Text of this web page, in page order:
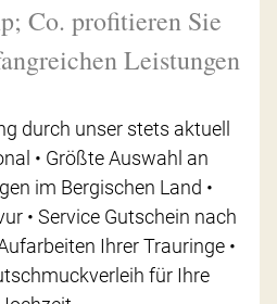
Co. profitieren Sie
Leistungen
durch unser stets aktuell
• Größte Auswahl an
im Bergischen Land •
• Service Gutschein nach
Ihrer Trauringe •
für Ihre